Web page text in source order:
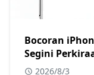
Bocoran
Segini
2026/8/3